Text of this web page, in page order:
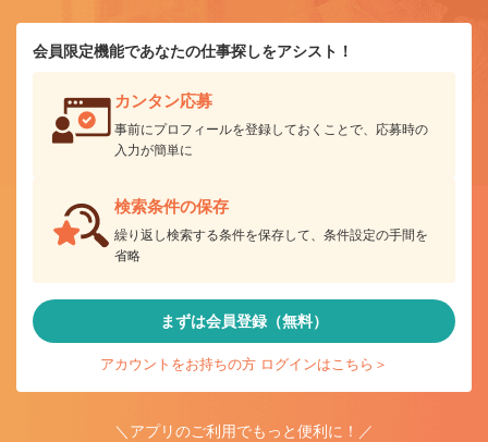
会員限定機能であなたの仕事探しをアシスト！
カンタン応募
事前にプロフィールを登録しておくことで、応募時の
入力が簡単に
検索条件の保存
繰り返し検索する条件を保存して、条件設定の手間を
省略
まずは会員登録（無料）
アカウントをお持ちの方 ログインはこちら＞
＼アプリのご利用でもっと便利に！／